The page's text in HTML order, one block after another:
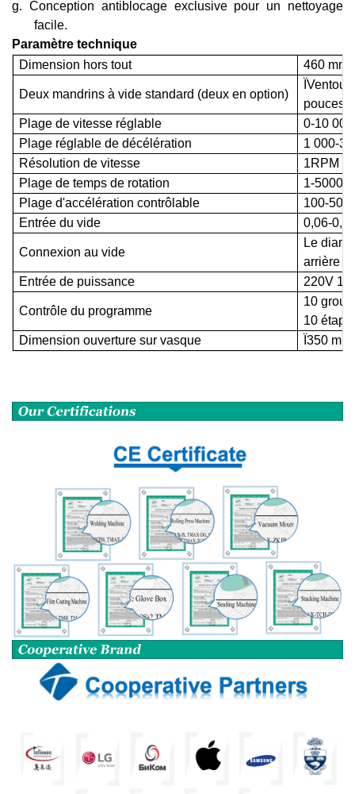
g. Conception antiblocage exclusive pour un nettoyage
facile.
Paramètre technique
Dimension hors tout
460
Deux mandrins à vide standard (deux en option)
pouces
Plage de vitesse réglable
0-10
Plage réglable de décélération
1 000-3
Résolution de vitesse
1RPM
Plage de temps de rotation
1-5000s
Plage d'accélération contrôlable
100-
Entrée du vide
0,06-
Connexion au vide
Le
arrière
Entrée de puissance
220V
Contrôle du programme
10
10
Dimension ouverture sur vasque
Ï350 mm